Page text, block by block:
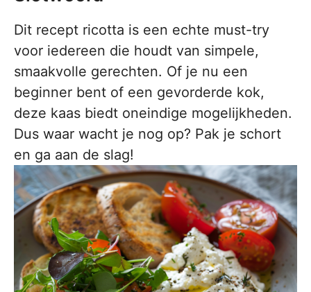
Dit recept ricotta is een echte must-try
voor iedereen die houdt van simpele,
smaakvolle gerechten. Of je nu een
beginner bent of een gevorderde kok,
deze kaas biedt oneindige mogelijkheden.
Dus waar wacht je nog op? Pak je schort
en ga aan de slag!